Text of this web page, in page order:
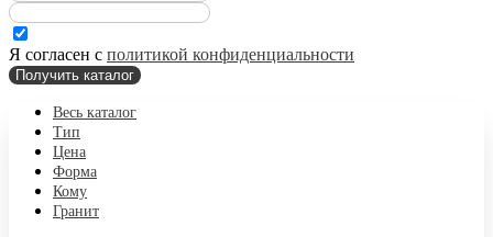
Я согласен с политикой конфиденциальности
Получить каталог
Весь каталог
Тип
Цена
Форма
Кому
Гранит